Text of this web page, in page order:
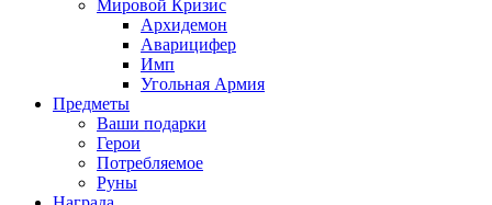
Мировой Кризис
Архидемон
Аварицифер
Имп
Угольная Армия
Предметы
Ваши подарки
Герои
Потребляемое
Руны